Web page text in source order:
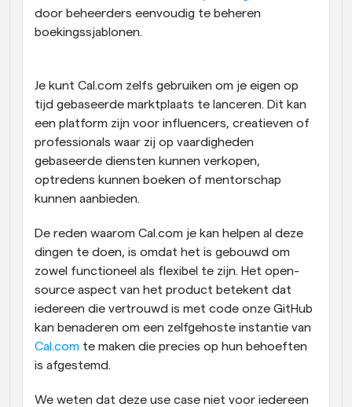
door beheerders eenvoudig te beheren
boekingssjablonen.
Je kunt Cal.com zelfs gebruiken om je eigen op
tijd gebaseerde marktplaats te lanceren. Dit kan
een platform zijn voor influencers, creatieven of
professionals waar zij op vaardigheden
gebaseerde diensten kunnen verkopen,
optredens kunnen boeken of mentorschap
kunnen aanbieden.
De reden waarom Cal.com je kan helpen al deze
dingen te doen, is omdat het is gebouwd om
zowel functioneel als flexibel te zijn. Het open-
source aspect van het product betekent dat
iedereen die vertrouwd is met code onze GitHub
Cal.com te maken die precies op hun behoeften
is afgestemd.
We weten dat deze use case niet voor iedereen